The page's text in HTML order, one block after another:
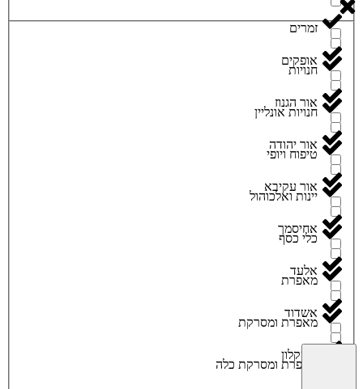
זמרים
חנויות
חנויות אונליין
טיפוח ויופי
יינות ואלכוהול
כלי כסף
מאפרת
מאפרת ומסרקת
מאפרת ומסרקת כלה
אופקים
אור הגנוז
אור יהודה
אור עקיבא
אחיסמך
אלעד
אשדוד
אשקלון